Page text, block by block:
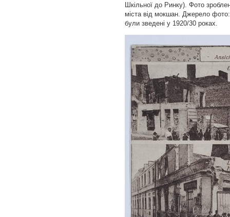
Шкільної до Ринку). Фото
міста від мокшан. Джерело
були зведені у 1920/30 роках.